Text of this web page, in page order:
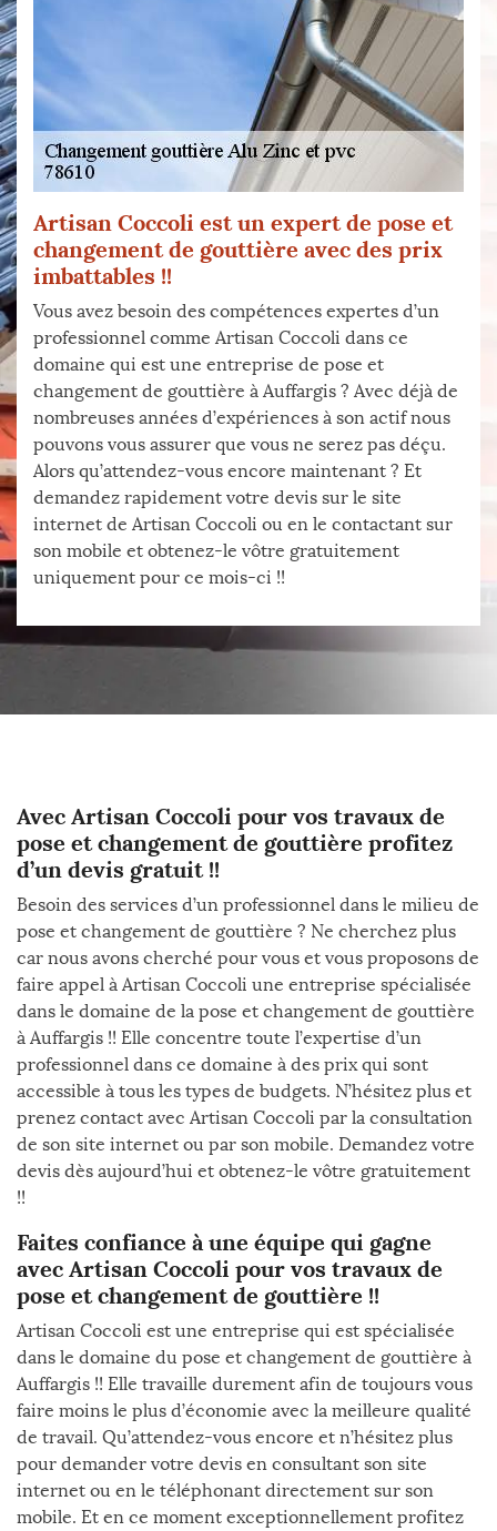
Artisan Coccoli est un expert de pose et
changement de gouttière avec des prix
imbattables !!
Vous avez besoin des compétences expertes d’un
professionnel comme Artisan Coccoli dans ce
domaine qui est une entreprise de pose et
changement de gouttière à Auffargis ? Avec déjà de
nombreuses années d’expériences à son actif nous
pouvons vous assurer que vous ne serez pas déçu.
Alors qu’attendez-vous encore maintenant ? Et
demandez rapidement votre devis sur le site
internet de Artisan Coccoli ou en le contactant sur
son mobile et obtenez-le vôtre gratuitement
uniquement pour ce mois-ci !!
Avec Artisan Coccoli pour vos travaux de
pose et changement de gouttière profitez
d’un devis gratuit !!
Besoin des services d’un professionnel dans le milieu de
pose et changement de gouttière ? Ne cherchez plus
car nous avons cherché pour vous et vous proposons de
faire appel à Artisan Coccoli une entreprise spécialisée
dans le domaine de la pose et changement de gouttière
à Auffargis !! Elle concentre toute l’expertise d’un
professionnel dans ce domaine à des prix qui sont
accessible à tous les types de budgets. N’hésitez plus et
prenez contact avec Artisan Coccoli par la consultation
de son site internet ou par son mobile. Demandez votre
devis dès aujourd’hui et obtenez-le vôtre gratuitement
!!
Faites confiance à une équipe qui gagne
avec Artisan Coccoli pour vos travaux de
pose et changement de gouttière !!
Artisan Coccoli est une entreprise qui est spécialisée
dans le domaine du pose et changement de gouttière à
Auffargis !! Elle travaille durement afin de toujours vous
faire moins le plus d’économie avec la meilleure qualité
de travail. Qu’attendez-vous encore et n’hésitez plus
pour demander votre devis en consultant son site
internet ou en le téléphonant directement sur son
mobile. Et en ce moment exceptionnellement profitez